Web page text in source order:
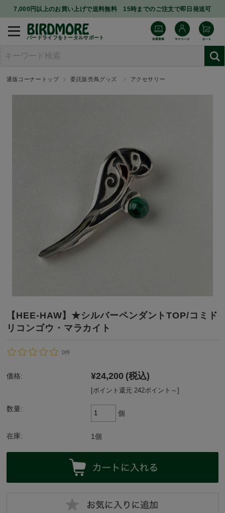
7,000円以上のお買い上げで送料無料 15時までのご注文で即日発送可
バードライフをトータルサポート
通販コーナートップ 委託販売鳥グッズ アクセサリー
【HEE-HAW】★シルバーペンダントTOP/コミド
リコンゴウ・マラカイト
0件
価格: ¥24,200 (税込)
[ポイント還元 242ポイント～]
数量:
個
在庫: 1個